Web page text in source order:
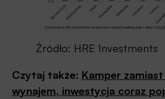
Źródło: HRE Investments
Czytaj także: Kamper
wynajem, inwestycja coraz